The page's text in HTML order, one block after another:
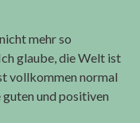
mehr so
glaube, die Welt ist
vollkommen normal
und positiven